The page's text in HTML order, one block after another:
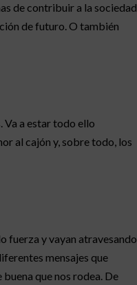
de contribuir a la sociedad
de futuro. O también
Va a estar todo ello
al cajón y, sobre todo, los
fuerza y vayan atravesando
mensajes que
que nos rodea. De